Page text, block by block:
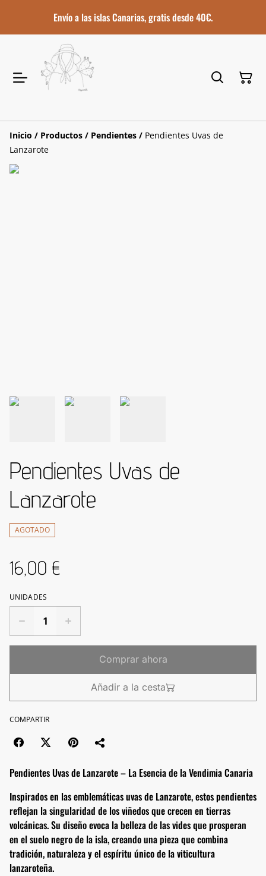
Envío a las islas Canarias, gratis desde 40€.
Inicio / Productos / Pendientes / Pendientes Uvas de
Lanzarote
Pendientes Uvas de
Lanzarote
AGOTADO
16,00 €
UNIDADES
Comprar ahora
Añadir a la cesta
COMPARTIR
Pendientes Uvas de Lanzarote – La Esencia de la Vendimia Canaria
Inspirados en las emblemáticas uvas de Lanzarote, estos pendientes
reflejan la singularidad de los viñedos que crecen en tierras
volcánicas. Su diseño evoca la belleza de las vides que prosperan
en el suelo negro de la isla, creando una pieza que combina
tradición, naturaleza y el espíritu único de la viticultura
lanzaroteña.